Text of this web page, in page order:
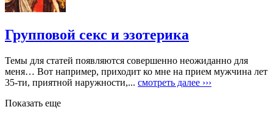
Групповой секс и эзотерика
Темы для статей появляются совершенно неожиданно для
меня… Вот например, приходит ко мне на прием мужчина лет
35-ти, приятной наружности,... смотреть далее ›››
Показать еще